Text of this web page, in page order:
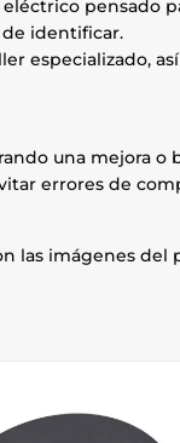
pensado
identificar.
especializado,
una mejora
errores de
las imágenes